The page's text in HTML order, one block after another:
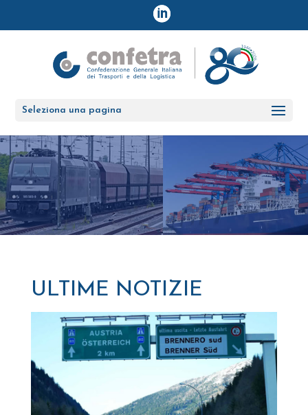
Seleziona una pagina
ULTIME NOTIZIE